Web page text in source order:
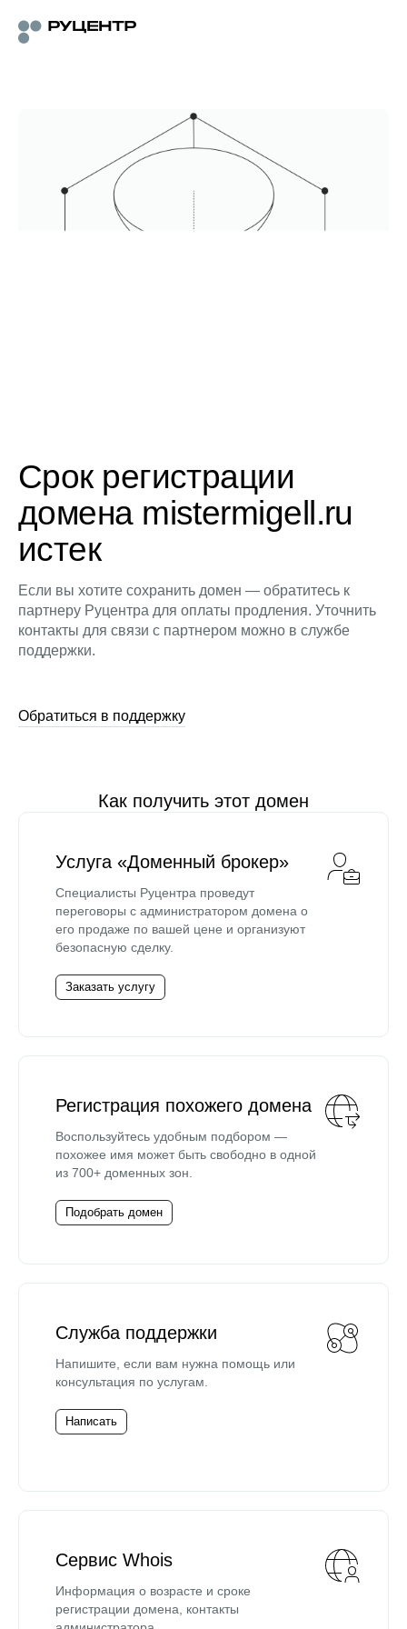
Срок регистрации
домена mistermigell.ru
истек
Если вы хотите сохранить домен — обратитесь к
партнеру Руцентра для оплаты продления. Уточнить
контакты для связи с партнером можно в службе
поддержки.
Обратиться в поддержку
Как получить этот домен
Услуга «Доменный брокер»
Специалисты Руцентра проведут
переговоры с администратором домена о
его продаже по вашей цене и организуют
безопасную сделку.
Заказать услугу
Регистрация похожего домена
Воспользуйтесь удобным подбором —
похожее имя может быть свободно в одной
из 700+ доменных зон.
Подобрать домен
Служба поддержки
Напишите, если вам нужна помощь или
консультация по услугам.
Написать
Сервис Whois
Информация о возрасте и сроке
регистрации домена, контакты